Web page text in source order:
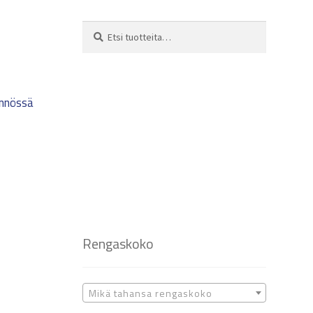
Etsi:
Rengaskoko
Mikä tahansa rengaskoko